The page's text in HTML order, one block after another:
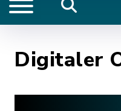
Digitaler